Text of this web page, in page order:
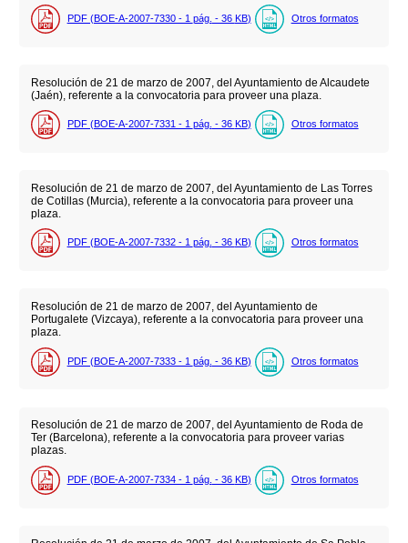
PDF (BOE-A-2007-7330 - 1 pág. - 36 KB) Otros formatos
Resolución de 21 de marzo de 2007, del Ayuntamiento de Alcaudete
(Jaén), referente a la convocatoria para proveer una plaza.
PDF (BOE-A-2007-7331 - 1 pág. - 36 KB) Otros formatos
Resolución de 21 de marzo de 2007, del Ayuntamiento de Las Torres
de Cotillas (Murcia), referente a la convocatoria para proveer una
plaza.
PDF (BOE-A-2007-7332 - 1 pág. - 36 KB) Otros formatos
Resolución de 21 de marzo de 2007, del Ayuntamiento de
Portugalete (Vizcaya), referente a la convocatoria para proveer una
plaza.
PDF (BOE-A-2007-7333 - 1 pág. - 36 KB) Otros formatos
Resolución de 21 de marzo de 2007, del Ayuntamiento de Roda de
Ter (Barcelona), referente a la convocatoria para proveer varias
plazas.
PDF (BOE-A-2007-7334 - 1 pág. - 36 KB) Otros formatos